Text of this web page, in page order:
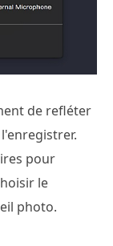
de refléter
pour
le
photo.